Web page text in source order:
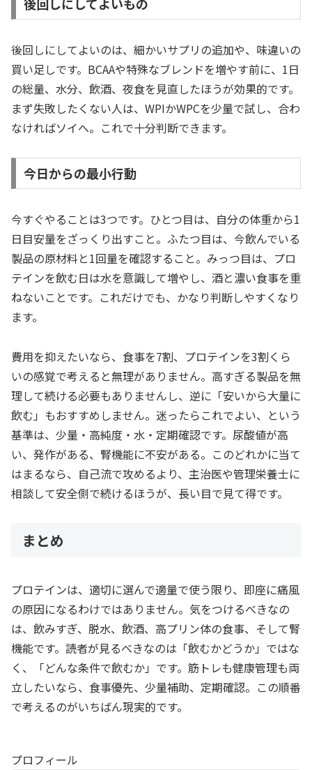
後回しにしてよいのは、細かいサプリの追加や、味違いの
買い足しです。BCAAや特殊なブレンドを増やす前に、1日
の総量、水分、飲酒、夜食を見直したほうが効果的です。
まず失敗したくない人は、WPIかWPCを少量で試し、合わ
なければソイへ。これで十分判断できます。
今日からの最小行動
今すぐやることは3つです。ひとつ目は、自分の体重から1
日目安量をざっくり出すこと。ふたつ目は、今飲んでいる
製品の原材料と1回量を確認すること。みっつ目は、プロ
テインを飲む日は水を意識して増やし、酒と濃い食事を重
ねないことです。これだけでも、かなり判断しやすくなり
ます。
費用を抑えたいなら、食事を7割、プロテインを3割くら
いの感覚で考えると無理がありません。高すぎる製品を無
理して続ける必要もありませんし、逆に「安いから大量に
飲む」もおすすめしません。迷ったらこれでよい、という
基準は、少量・高純度・水・定期確認です。尿酸値が高
い、発作がある、腎機能に不安がある。このどれかに当て
はまるなら、自己流で攻めるより、主治医や管理栄養士に
相談して安全側で続けるほうが、長い目で見て得です。
まとめ
プロテインは、適切に選んで適量で使う限り、即座に痛風
の原因になるわけではありません。気をつけるべきなの
は、飲みすぎ、脱水、飲酒、高プリン体の食事、そして腎
機能です。読者が見るべきなのは「飲むかどうか」ではな
く、「どんな条件で飲むか」です。筋トレも健康管理も両
立したいなら、食事優先、少量補助、定期確認。この順番
で考えるのがいちばん現実的です。
プロフィール